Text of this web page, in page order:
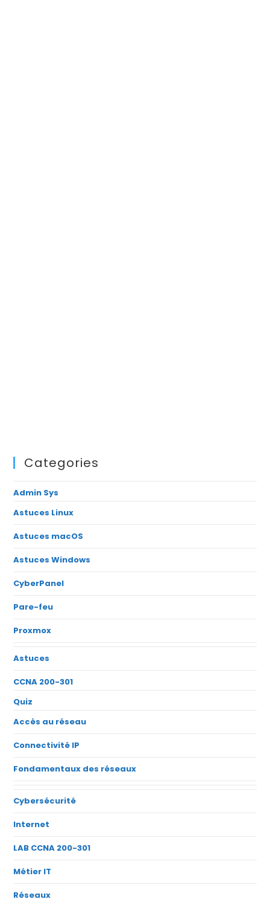
Categories
Admin Sys
Astuces Linux
Astuces macOS
Astuces Windows
CyberPanel
Pare-feu
Proxmox
Astuces
CCNA 200-301
Quiz
Accès au réseau
Connectivité IP
Fondamentaux des réseaux
Cybersécurité
Internet
LAB CCNA 200-301
Métier IT
Réseaux